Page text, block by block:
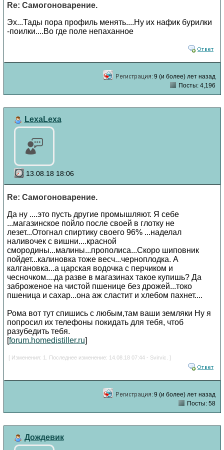
Re: Самогоноварение.
Эх...Тады пора профиль менять....Ну их нафик бурилки
-поилки....Во где поле непаханное
9 (и более) лет назад
Посты: 4,196
LexaLexa
13.08.18 18:06
Re: Самогоноварение.
Да ну ....это пусть другие промышляют. Я себе
...магазинское пойло после своей в глотку не
лезет...Отогнал спиртику своего 96% ...наделал
наливочек с вишни....красной
смородины...малины...прополиса...Скоро шиповник
пойдет...калиновка тоже весч...черноплодка. А
калгановка...а царская водочка с перчиком и
чесночком....да разве в магазинах такое купишь? Да
заброженое на чистой пшенице без дрожей...токо
пшеница и сахар...она аж сластит и хлебом пахнет....
Рома вот тут спишись с любым,там ваши земляки Ну я
попросил их телефоны покидать для тебя, чтоб
разубедить тебя.
[forum.homedistiller.ru]
[ Изменения: 1. Последнее изменение: 14.08.18 07:44 - Svirvic. ]
9 (и более) лет назад
Посты: 58
Дождевик